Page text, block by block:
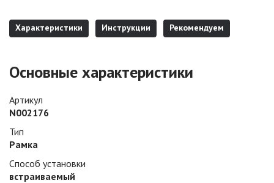
Характеристики Инструкции Рекомендуем
Основные характеристики
Артикул
N002176
Тип
Рамка
Способ установки
встраиваемый